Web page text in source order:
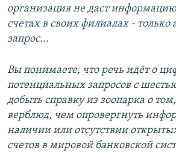
организация не даст
счетах в своих филиалах - только
запрос...
Вы понимаете, что речь идёт о
потенциальных запросов с
добыть справку из зоопарка о
верблюд, чем опровергнуть
наличии или отсутствии
счетов в мировой банковской